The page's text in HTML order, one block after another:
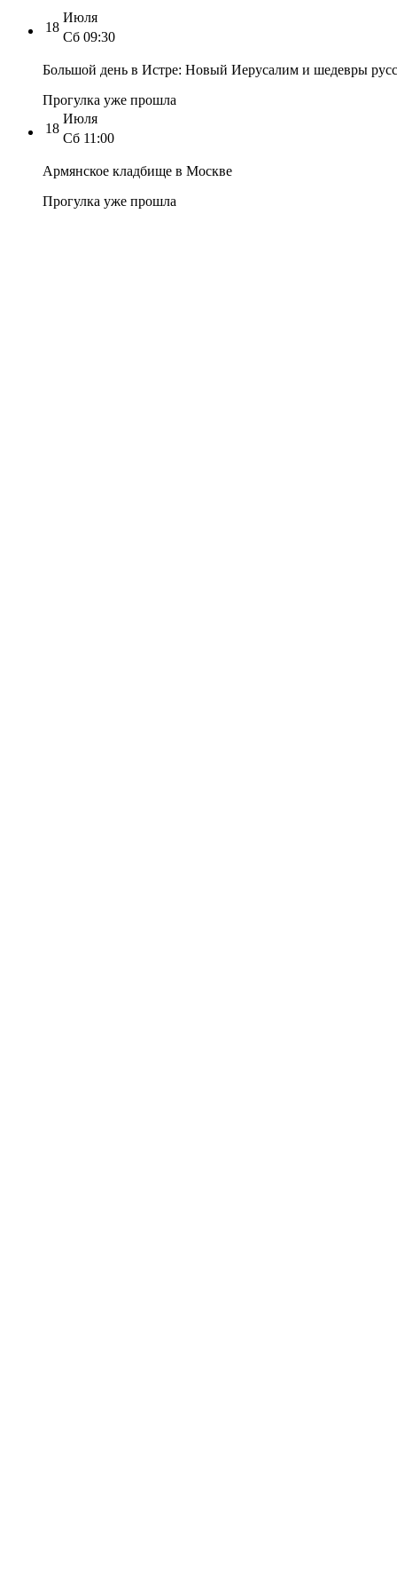
18
Июля
Сб 09:30
Большой день в Истре: Новый Иерусалим и шедевры
Прогулка уже прошла
18
Июля
Сб 11:00
Армянское кладбище в Москве
Прогулка уже прошла